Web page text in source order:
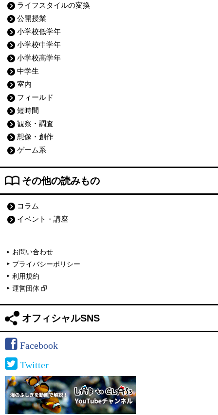
ライフスタイルの変換
公開授業
小学校低学年
小学校中学年
小学校高学年
中学生
室内
フィールド
短時間
観察・調査
想像・創作
ゲーム系
その他の読みもの
コラム
イベント・講座
お問い合わせ
プライバシーポリシー
利用規約
運営団体
オフィシャルSNS
Facebook
Twitter